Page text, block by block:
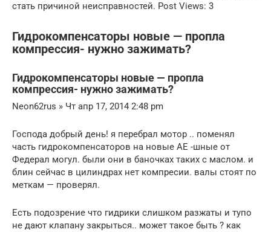
стать причиной неисправностей. Post Views: 3
Гидрокомпенсаторы новые — пропла
компрессия- нужно зажимать?
Гидрокомпенсаторы новые — пропла
компрессия- нужно зажимать?
Neon62rus » Чт апр 17, 2014 2:48 pm
Господа добрый день! я перебрал мотор .. поменял
часть гидрокомпенсаторов на новые АЕ -шные от
Федерал могул. были они в баночках таких с маслом. и
блин сейчас в цилиндрах нет компресии. валы стоят по
меткам — проверял.
Есть подозрение что гидрики слишком разжаты и тупо
не дают клапану закрыться.. может такое быть ? как